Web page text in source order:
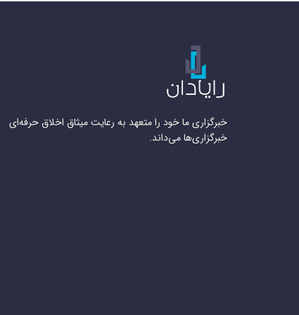
خبرگزاری ما خود را متعهد به رعایت میثاق اخلاق حرفه‌ای
خبرگزاری‌ها می‌داند.